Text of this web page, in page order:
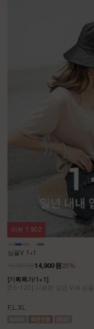
심플V 1+1
25%
14,900원
[기획특가/1+1]
[55~120] 시원한 깊은 V넥 심
F,L,XL
리뷰 1,902